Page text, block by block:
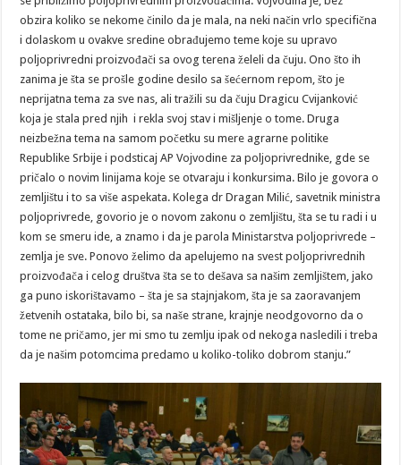
obzira koliko se nekome činilo da je mala, na neki način vrlo specifična
i dolaskom u ovakve sredine obrađujemo teme koje su upravo
poljoprivredni proizvođači sa ovog terena želeli da čuju. Ono što ih
zanima je šta se prošle godine desilo sa šećernom repom, što je
neprijatna tema za sve nas, ali tražili su da čuju Dragicu Cvijanković
koja je stala pred njih i rekla svoj stav i mišljenje o tome. Druga
neizbežna tema na samom početku su mere agrarne politike
Republike Srbije i podsticaj AP Vojvodine za poljoprivrednike, gde se
pričalo o novim linijama koje se otvaraju i konkursima. Bilo je govora o
zemljištu i to sa više aspekata. Kolega dr Dragan Milić, savetnik ministra
poljoprivrede, govorio je o novom zakonu o zemljištu, šta se tu radi i u
kom se smeru ide, a znamo i da je parola Ministarstva poljoprivrede –
zemlja je sve. Ponovo želimo da apelujemo na svest poljoprivrednih
proizvođača i celog društva šta se to dešava sa našim zemljištem, jako
ga puno iskorištavamo – šta je sa stajnjakom, šta je sa zaoravanjem
žetvenih ostataka, bilo bi, sa naše strane, krajnje neodgovorno da o
tome ne pričamo, jer mi smo tu zemlju ipak od nekoga nasledili i treba
da je našim potomcima predamo u koliko-toliko dobrom stanju.”